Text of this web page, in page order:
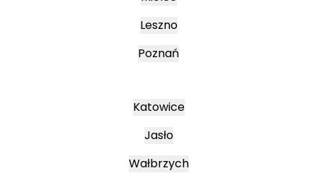
Leszno
Poznań
Katowice
Jasło
Wałbrzych